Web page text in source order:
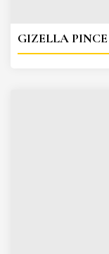
GIZELLA PINCE